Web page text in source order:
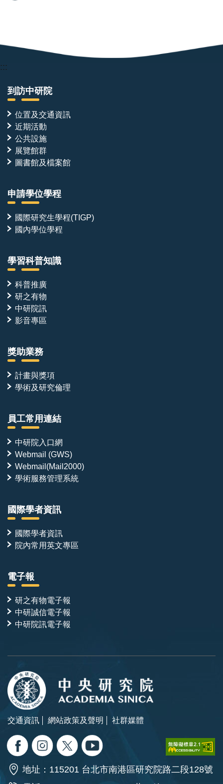
:::
到訪中研院
位置及交通資訊
近期活動
公共設施
展覽館群
圖書館及檔案館
申請學位學程
國際研究生學程(TIGP)
國內學位學程
學習科普知識
科普推廣
研之有物
中研院訊
影音專區
獎助業務
計畫與獎項
學術及研究倫理
員工常用連結
中研院入口網
Webmail (GWS)
Webmail(Mail2000)
學術服務管理系統
國際學者資訊
國際學者資訊
院內常用英文專區
電子報
研之有物電子報
中研誠信電子報
中研院訊電子報
交通資訊 網站政策及聲明 社群媒體
地址：115201 台北市南港區研究院路二段128號